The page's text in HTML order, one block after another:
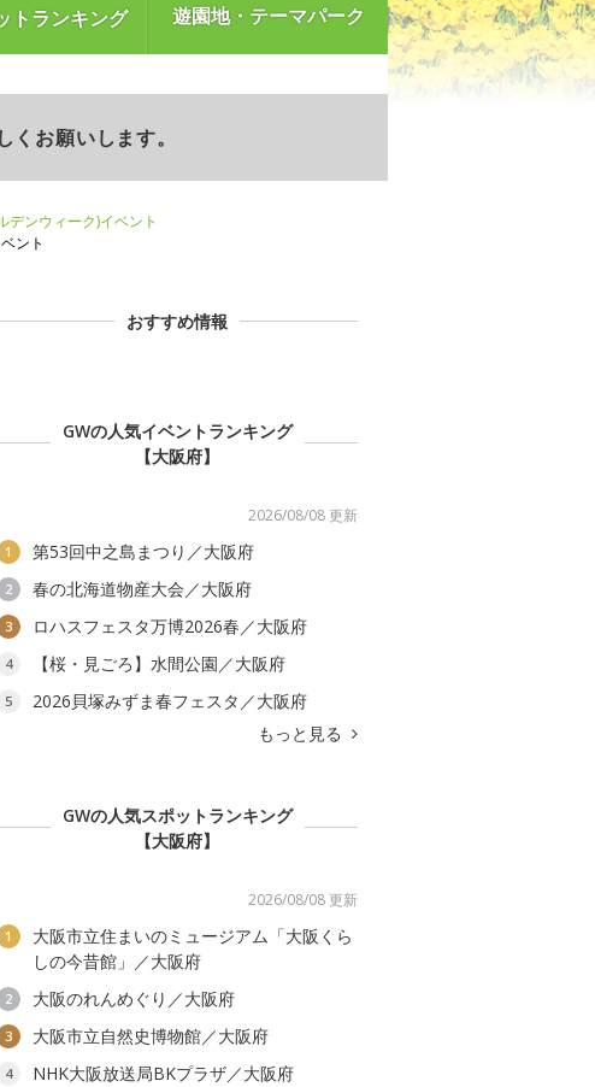
トランキング 遊園地・テーマパーク
お願いします。
デンウィーク)イベント
ント
おすすめ情報
GWの人気イベントランキング
【大阪府】
2026/08/08 更新
1 第53回中之島まつり／大阪府
2 春の北海道物産大会／大阪府
3 ロハスフェスタ万博2026春／大阪府
4 【桜・見ごろ】水間公園／大阪府
5
2026貝塚みずま春フェスタ／大阪府
もっと見る
GWの人気スポットランキング
【大阪府】
2026/08/08 更新
1
大阪市立住まいのミュージアム「大阪くら
しの今昔館」／大阪府
2 大阪のれんめぐり／大阪府
3 大阪市立自然史博物館／大阪府
4 NHK大阪放送局BKプラザ／大阪府